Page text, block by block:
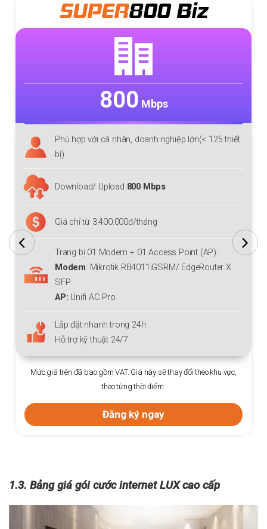
SUPER800 Biz
800 Mbps
Phù hợp với cá nhân, doanh nghiệp lớn(< 125 thiết
bị)
Download/ Upload 800 Mbps
Giá chỉ từ 3.400.000đ/tháng
Trang bị 01 Modem + 01 Access Point (AP):
Modem: Mikrotik RB4011iGSRM/ EdgeRouter X
SFP
AP: Unifi AC Pro
Lắp đặt nhanh trong 24h
Hỗ trợ kỹ thuật 24/7
Mức giá trên đã bao gồm VAT. Giá này sẽ thay đổi theo khu vực,
theo từng thời điểm.
Đăng ký ngay
1.3. Bảng giá gói cước internet LUX cao cấp